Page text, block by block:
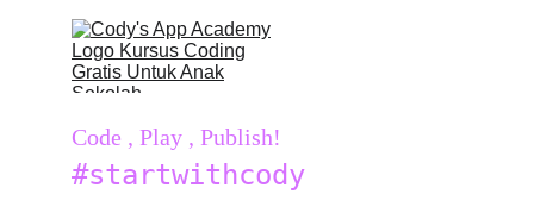
Code , Play , Publish!
#startwithcody